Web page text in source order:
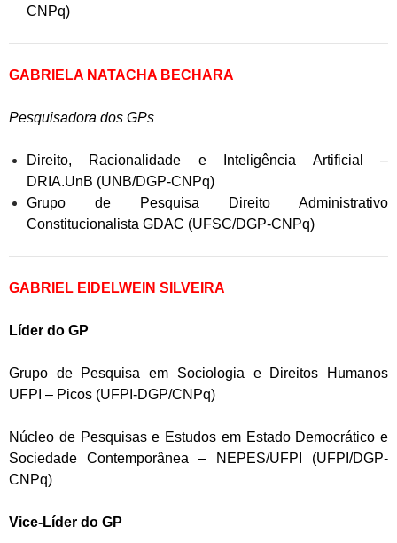
CNPq)
GABRIELA NATACHA BECHARA
Pesquisadora dos GPs
Direito, Racionalidade e Inteligência Artificial –
DRIA.UnB (UNB/DGP-CNPq)
Grupo de Pesquisa Direito Administrativo
Constitucionalista GDAC (UFSC/DGP-CNPq)
GABRIEL EIDELWEIN SILVEIRA
Líder do GP
Grupo de Pesquisa em Sociologia e Direitos Humanos
UFPI – Picos (UFPI-DGP/CNPq)
Núcleo de Pesquisas e Estudos em Estado Democrático e
Sociedade Contemporânea – NEPES/UFPI (UFPI/DGP-
CNPq)
Vice-Líder do GP